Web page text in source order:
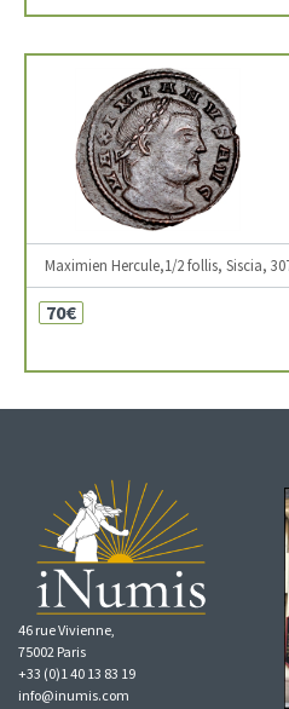
Maximien Hercule,1/2 follis, Siscia,
70€
46 rue Vivienne,
75002 Paris
+33 (0)1 40 13 83 19
info@inumis.com